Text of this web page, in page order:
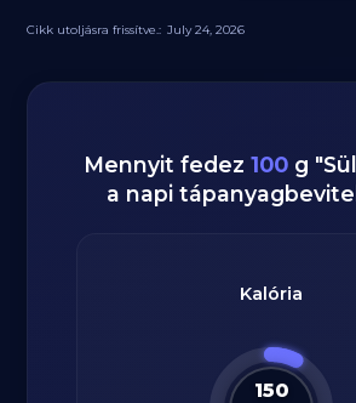
Cikk utoljásra frissítve.: July 24, 2026
Mennyit fedez 100 g "
a napi
Kalória
150